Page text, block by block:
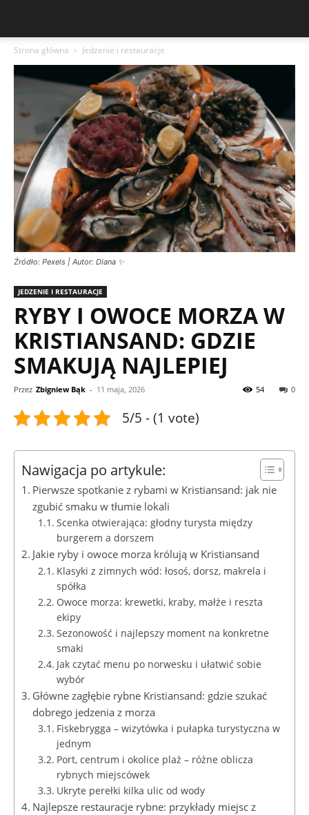
Strona główna Jedzenie i restauracje
Źródło: Pexels | Autor: Diana ✨
JEDZENIE I RESTAURACJE
RYBY I OWOCE MORZA W
KRISTIANSAND: GDZIE
SMAKUJĄ NAJLEPIEJ
Przez Zbigniew Bąk - 11 maja, 2026 0
54
5/5 - (1 vote)
Nawigacja po artykule:
Pierwsze spotkanie z rybami w Kristiansand: jak nie
zgubić smaku w tłumie lokali
Scenka otwierająca: głodny turysta między
burgerem a dorszem
Jakie ryby i owoce morza królują w Kristiansand
Klasyki z zimnych wód: łosoś, dorsz, makrela i
spółka
Owoce morza: krewetki, kraby, małże i reszta
ekipy
Sezonowość i najlepszy moment na konkretne
smaki
Jak czytać menu po norwesku i ułatwić sobie
wybór
Główne zagłębie rybne Kristiansand: gdzie szukać
dobrego jedzenia z morza
Fiskebrygga – wizytówka i pułapka turystyczna w
jednym
Port, centrum i okolice plaż – różne oblicza
rybnych miejscówek
Ukryte perełki kilka ulic od wody
Najlepsze restauracje rybne: przykłady miejsc z